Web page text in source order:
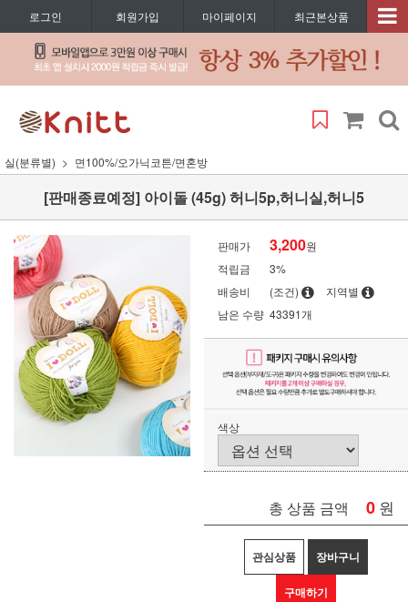
로그인 회원가입 마이페이지 최근본상품
실(분류별) 면100%/오가닉코튼/면혼방
[판매종료예정] 아이돌 (45g) 허니5p,허니실,허니5
판매가 3,200원
적립금
3%
배송비
(조건)
지역별
남은 수량 43391개
색상
총 상품 금액 0 원
관심상품 장바구니
구매하기